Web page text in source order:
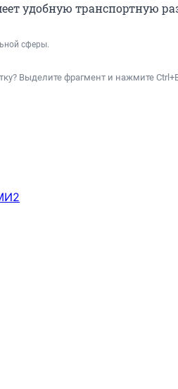
удобную транспортную
сферы.
Выделите фрагмент и нажмите